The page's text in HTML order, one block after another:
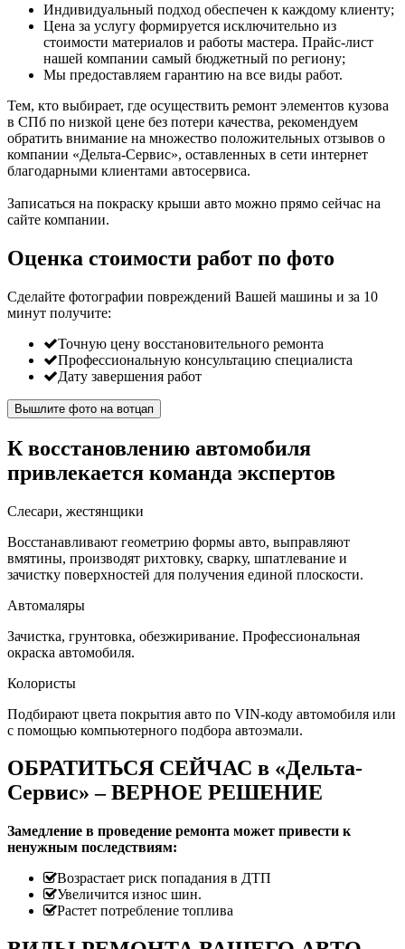
Индивидуальный подход обеспечен к каждому клиенту;
Цена за услугу формируется исключительно из
стоимости материалов и работы мастера. Прайс-лист
нашей компании самый бюджетный по региону;
Мы предоставляем гарантию на все виды работ.
Тем, кто выбирает, где осуществить ремонт элементов кузова
в СПб по низкой цене без потери качества, рекомендуем
обратить внимание на множество положительных отзывов о
компании «Дельта-Сервис», оставленных в сети интернет
благодарными клиентами автосервиса.
Записаться на покраску крыши авто можно прямо сейчас на
сайте компании.
Оценка стоимости работ по фото
Сделайте фотографии повреждений Вашей машины и за 10
минут получите:
Точную цену восстановительного ремонта
Профессиональную консультацию специалиста
Дату завершения работ
Вышлите фото на вотцап
К восстановлению автомобиля
привлекается команда экспертов
Слесари, жестянщики
Восстанавливают геометрию формы авто, выправляют
вмятины, производят рихтовку, сварку, шпатлевание и
зачистку поверхностей для получения единой плоскости.
Автомаляры
Зачистка, грунтовка, обезжиривание. Профессиональная
окраска автомобиля.
Колористы
Подбирают цвета покрытия авто по VIN-коду автомобиля или
с помощью компьютерного подбора автоэмали.
ОБРАТИТЬСЯ СЕЙЧАС в «Дельта-
Сервис» – ВЕРНОЕ РЕШЕНИЕ
Замедление в проведение ремонта может привести к
ненужным последствиям:
Возрастает риск попадания в ДТП
Увеличится износ шин.
Растет потребление топлива